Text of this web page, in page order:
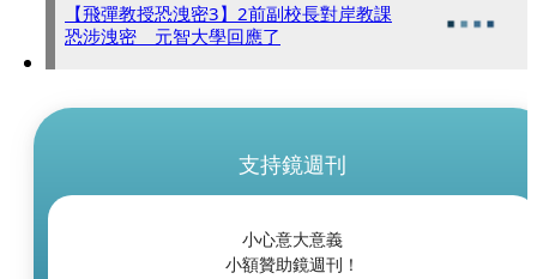
【飛彈教授恐洩密3】2前副校長對岸教課
恐涉洩密 元智大學回應了
支持鏡週刊
小心意大意義
小額贊助鏡週刊！